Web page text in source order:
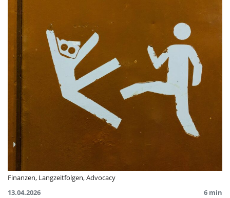
Finanzen, Langzeitfolgen,Advocacy
13.04.2026
6 min